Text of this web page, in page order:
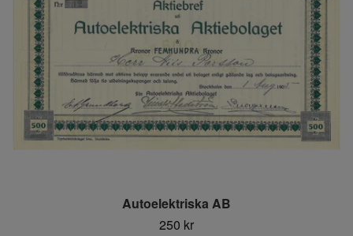
Autoelektriska AB
250 kr